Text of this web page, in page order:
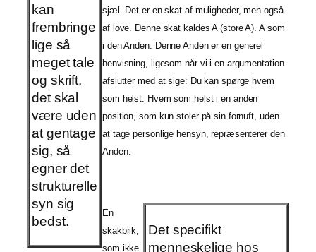
kan
frembringe
lige så
meget tale
og skrift,
det skal
være uden
at gentage
sig, så
egner det
strukturelle
syn sig
bedst.
sjæl. Det er en skat af muligheder, men også
af love. Denne skat kaldes A (store A). A som
i den Anden. Denne Anden er en generel
henvisning, ligesom når vi i en argumentation
afslutter med at sige: Du kan spørge hvem
som helst. Hvem som helst i en anden
position, som kun stoler på sin fornuft, uden
at tage personlige hensyn, repræsenterer den
Anden.
Det specifikt
menneskelige hos
En
skakbrik,
som ikke